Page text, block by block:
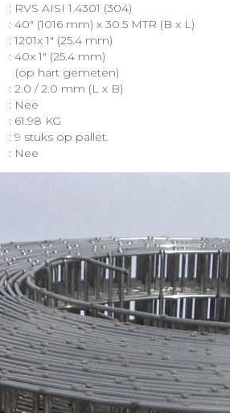
: RVS AISI 1.4301 (304)
: 40″ (1016 mm) x 30.5 MTR (B x L)
: 1201x 1″ (25.4 mm)
: 40x 1″ (25.4 mm)
(op hart gemeten)
: 2.0 / 2.0 mm (L x B)
: Nee
: 61.98 KG
: 9 stuks op pallet.
: Nee